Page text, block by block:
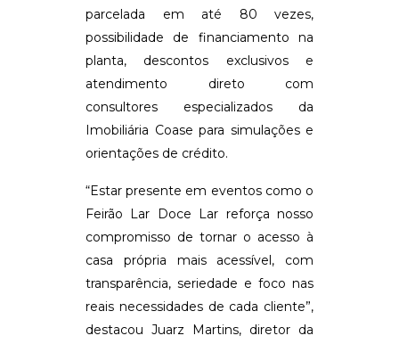
parcelada em até 80 vezes,
possibilidade de financiamento na
planta, descontos exclusivos e
atendimento direto com
consultores especializados da
Imobiliária Coase para simulações e
orientações de crédito.
“Estar presente em eventos como o
Feirão Lar Doce Lar reforça nosso
compromisso de tornar o acesso à
casa própria mais acessível, com
transparência, seriedade e foco nas
reais necessidades de cada cliente”,
destacou Juarz Martins, diretor da